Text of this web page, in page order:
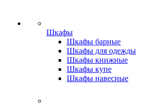
Шкафы
Шкафы барные
Шкафы для одежды
Шкафы книжные
Шкафы купе
Шкафы навесные